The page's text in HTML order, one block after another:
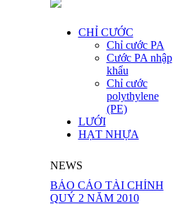
CHỈ CƯỚC
Chỉ cước PA
Cước PA nhập
khẩu
Chỉ cước
polythylene
(PE)
LƯỚI
HẠT NHỰA
NEWS
BÁO CÁO TÀI CHÍNH
QUÝ 2 NĂM 2010